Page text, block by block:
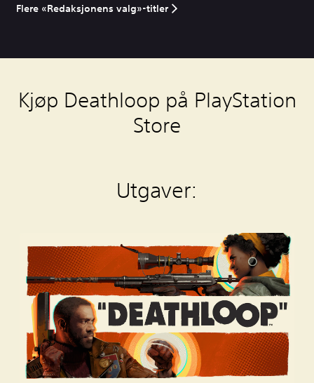
Flere «Redaksjonens valg»-titler
Kjøp Deathloop på PlayStation
Store
Utgaver: